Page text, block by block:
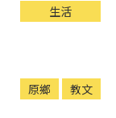
生活
原鄉 教文